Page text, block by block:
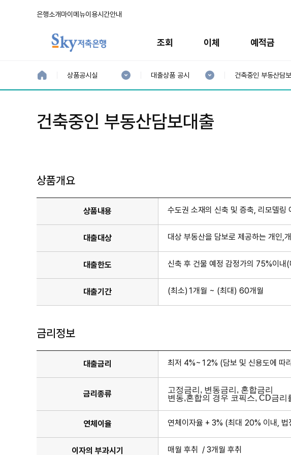
은행소개마이메뉴이용시간안내
조회 이체 예적금
홈
재
1
류
상품공시실
재
2
류
대출상품 공시
재
3
류
건축중인 부동산담
건축중인 부동산담보대출
상품개요
상품내용 수도권 소재의 신축 및 증축, 리모델링
대출대상 대상 부동산을 담보로 제공하는 개인,
대출한도 신축 후 건물 예정 감정가의 75%이
대출기간 (최소)1개월 ~ (최대) 60개월
금리정보
대출금리 최저 4%~12% (담보 및 신용도에
금리종류
고정금리, 변동금리, 혼합금리
변동,혼합의 경우 코픽스, CD금
연체이율 연체이자율 + 3% (최대 20% 이내, 법
이자의 부과시기 매월 후취 / 3개월 후취